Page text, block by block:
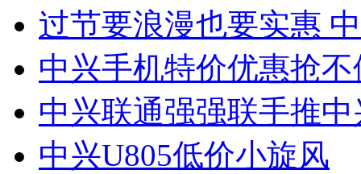
过节要浪漫也要实惠
中兴手机特价优惠抢不
中兴联通强强联手推中
中兴U805低价小旋风